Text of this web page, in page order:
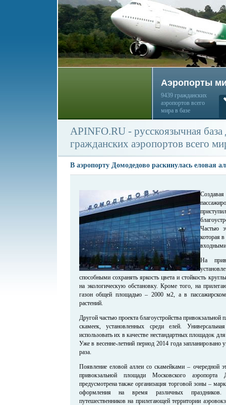
Аэропорты
9439 гражданских
аэропортов всего
мира в базе
APINFO.RU - русскоязычная
гражданских аэропортов всего
В аэропорту Домодедово раскинулась еловая
Частью
которая
На
способными сохранять яркость цвета и стойкость
на экологическую обстановку. Кроме того, на
газон общей площадью – 2000 м2, а в пассажирском
растений.
Другой частью проекта благоустройства привокзальной
скамеек, установленных среди елей.
использовать их в качестве нестандартных площадок
Уже в весенне-летний период 2014 года запланировано
раза.
Появление еловой аллеи со скамейками – очередной
привокзальной площади Московского
предусмотрена также организация торговой зоны –
оформления на время различных праздников.
путешественников на прилегающей территории